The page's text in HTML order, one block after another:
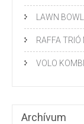
LAWN
RAFFA
VOLO
Archívum